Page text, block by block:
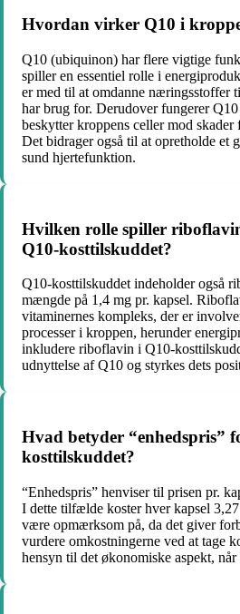
Hvordan virker Q10 i
Q10 (ubiquinon) har flere vigtige
spiller en essentiel rolle i
er med til at omdanne næringsstoffer
har brug for. Derudover fungerer
beskytter kroppens celler mod skader
Det bidrager også til at opretholde et
sund hjertefunktion.
Hvilken rolle spiller
Q10-kosttilskuddet?
Q10-kosttilskuddet indeholder også
mængde på 1,4 mg pr. kapsel.
vitaminernes kompleks, der er
processer i kroppen, herunder
inkludere riboflavin i Q10-
udnyttelse af Q10 og styrkes dets
Hvad betyder “enhedspris”
kosttilskuddet?
“Enhedspris” henviser til prisen pr.
I dette tilfælde koster hver kapsel
være opmærksom på, da det giver
vurdere omkostningerne ved at tage
hensyn til det økonomiske aspekt,